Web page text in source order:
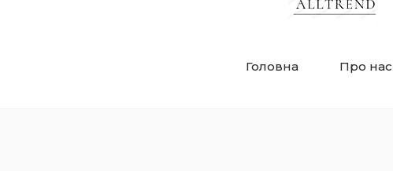
Головна Про нас